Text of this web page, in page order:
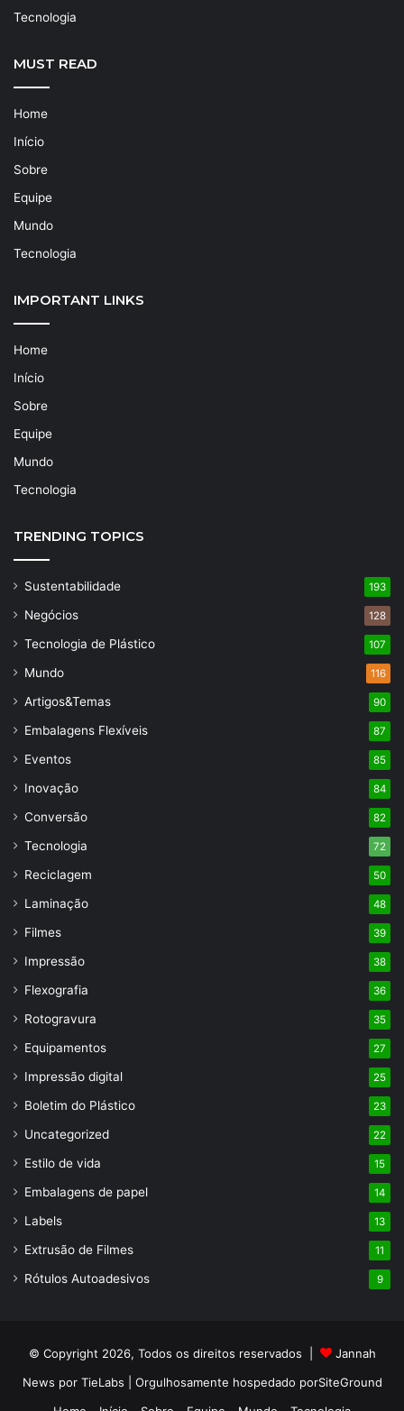
Tecnologia
MUST READ
Home
Início
Sobre
Equipe
Mundo
Tecnologia
IMPORTANT LINKS
Home
Início
Sobre
Equipe
Mundo
Tecnologia
TRENDING TOPICS
Sustentabilidade 193
Negócios 128
Tecnologia de Plástico 107
Mundo 116
Artigos&Temas 90
Embalagens Flexíveis 87
Eventos 85
Inovação 84
Conversão 82
Tecnologia 72
Reciclagem 50
Laminação 48
Filmes 39
Impressão 38
Flexografia 36
Rotogravura 35
Equipamentos 27
Impressão digital 25
Boletim do Plástico 23
Uncategorized 22
Estilo de vida 15
Embalagens de papel 14
Labels 13
Extrusão de Filmes 11
Rótulos Autoadesivos 9
© Copyright 2026, Todos os direitos reservados |
Jannah
News por TieLabs | Orgulhosamente hospedado porSiteGround